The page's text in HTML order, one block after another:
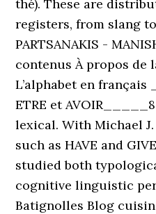
thé). These are
registers, from slang
PARTSANAKIS -
contenus À propos de
L’alphabet en
ETRE et
lexical. With Michael
such as HAVE and
studied both
cognitive linguistic
Batignolles Blog